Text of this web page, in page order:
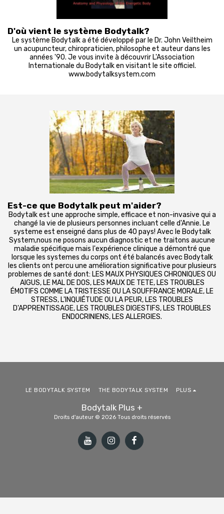
D'où vient le système Bodytalk?
Le système Bodytalk a été développé par le Dr. John Veiltheim
un acupuncteur, chiropraticien, philosophe et auteur dans les
années '90. Je vous invite à découvrir L'Association
Internationale du Bodytalk en visitant le site officiel.
www.bodytalksystem.com
Est-ce que Bodytalk peut m'aider?
Bodytalk est une approche simple, efficace et non-invasive qui a
changé la vie de plusieurs personnes incluant celle d'Annie. Le
systeme est enseigné dans plus de 40 pays! Avec le Bodytalk
System,nous ne posons aucun diagnostic et ne traitons aucune
maladie spécifique mais l'expérience clinique a démontré que
lorsque les systemes du corps ont été balancés avec Bodytalk
les clients ont percu une amélioration significative pour plusieurs
problemes de santé dont: LES MAUX PHYSIQUES CHRONIQUES OU
AIGUS, LE MAL DE DOS, LES MAUX DE TETE, LES TROUBLES
ÉMOTIFS COMME LA TRISTESSE OU LA SOUFFRANCE MORALE, LE
STRESS, L'INQUIÉTUDE OU LA PEUR, LES TROUBLES
D'APPRENTISSAGE, LES TROUBLES DIGESTIFS, LES TROUBLES
ENDOCRINIENS, LES ALLERGIES.
Bodytalk Plus +
Droits d'auteur © 2026 Tous droits réservés
LE BODYTALK SYSTEM THE BODYTALK SYSTEM PLUS